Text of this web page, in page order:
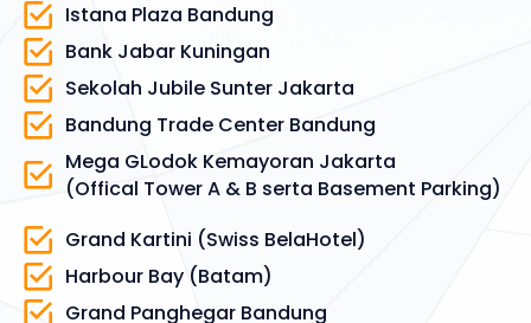
Istana Plaza Bandung
Bank Jabar Kuningan
Sekolah Jubile Sunter Jakarta
Bandung Trade Center Bandung
Mega GLodok Kemayoran Jakarta
(Offical Tower A & B serta Basement Parking)
Grand Kartini (Swiss BelaHotel)
Harbour Bay (Batam)
Grand Panghegar Bandung